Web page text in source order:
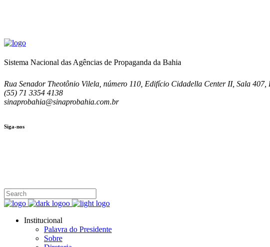
Sistema Nacional das Agências de Propaganda da Bahia
Rua Senador Theotônio Vilela, número 110, Edifício Cidadella Center II, Sala 407,
(55) 71 3354 4138
sinaprobahia@sinaprobahia.com.br
Siga-nos
Institucional
Palavra do Presidente
Sobre